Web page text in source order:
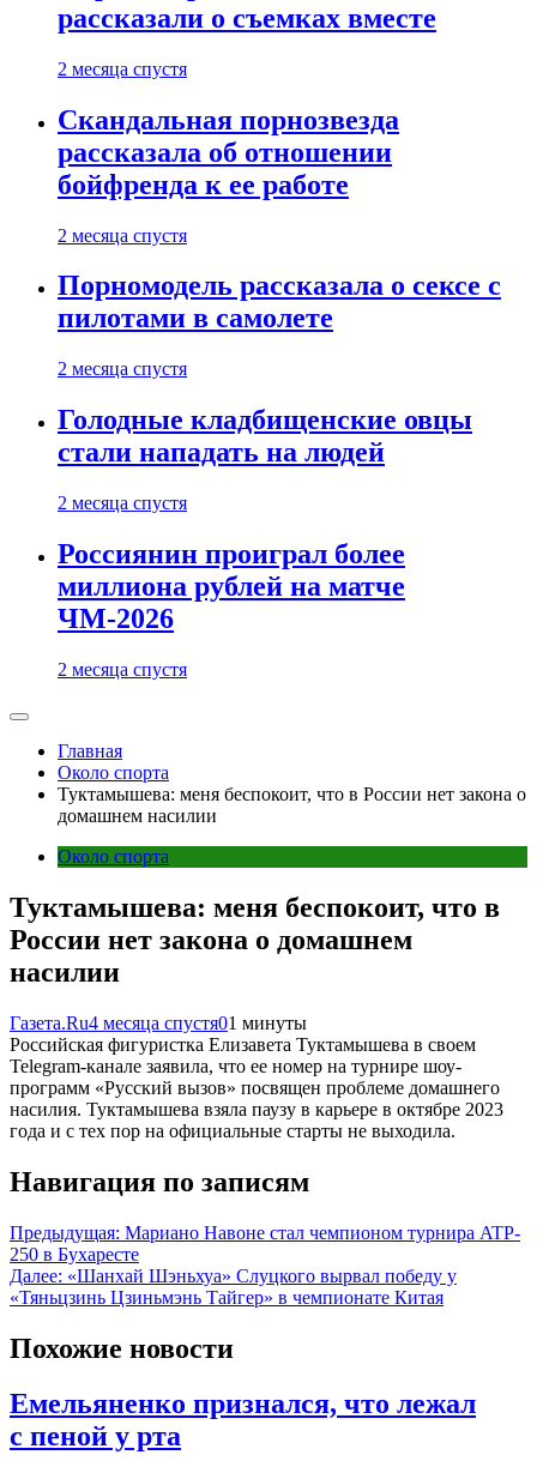
рассказали о съемках вместе
2 месяца спустя
Скандальная порнозвезда
рассказала об отношении
бойфренда к ее работе
2 месяца спустя
Порномодель рассказала о сексе с
пилотами в самолете
2 месяца спустя
Голодные кладбищенские овцы
стали нападать на людей
2 месяца спустя
Россиянин проиграл более
миллиона рублей на матче
ЧМ-2026
2 месяца спустя
Главная
Около спорта
Туктамышева: меня беспокоит, что в России нет закона о
домашнем насилии
Около спорта
Туктамышева: меня беспокоит, что в
России нет закона о домашнем
насилии
Газета.Ru4 месяца спустя01 минуты
Российская фигуристка Елизавета Туктамышева в своем
Telegram-канале заявила, что ее номер на турнире шоу-
программ «Русский вызов» посвящен проблеме домашнего
насилия. Туктамышева взяла паузу в карьере в октябре 2023
года и с тех пор на официальные старты не выходила.
Навигация по записям
Предыдущая: Мариано Навоне стал чемпионом турнира ATP-
250 в Бухаресте
Далее: «Шанхай Шэньхуа» Слуцкого вырвал победу у
«Тяньцзинь Цзиньмэнь Тайгер» в чемпионате Китая
Похожие новости
Емельяненко признался, что лежал
с пеной у рта